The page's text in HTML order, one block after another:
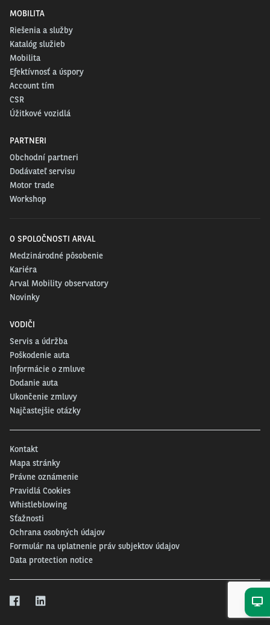
MOBILITA
Riešenia a služby
Katalóg služieb
Mobilita
Efektívnosť a úspory
Account tím
CSR
Úžitkové vozidlá
PARTNERI
Obchodní partneri
Dodávateľ servisu
Motor trade
Workshop
O SPOLOČNOSTI ARVAL
Medzinárodné pôsobenie
Kariéra
Arval Mobility observatory
Novinky
VODIČI
Servis a údržba
Poškodenie auta
Informácie o zmluve
Dodanie auta
Ukončenie zmluvy
Najčastejšie otázky
Kontakt
Mapa stránky
Právne oznámenie
Pravidlá Cookies
Whistleblowing
Sťažnosti
Ochrana osobných údajov
Formulár na uplatnenie práv subjektov údajov
Data protection notice